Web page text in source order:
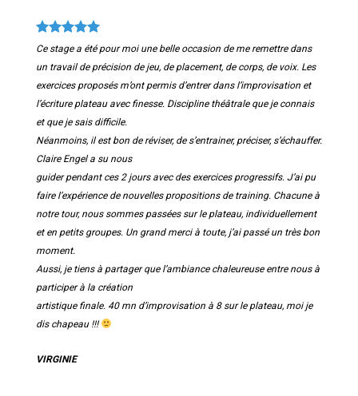
Ce stage a été pour moi une belle occasion de me remettre dans
un travail de précision de jeu, de placement, de corps, de voix. Les
exercices proposés m’ont permis d’entrer dans l’improvisation et
l’écriture plateau avec finesse. Discipline théâtrale que je connais
et que je sais difficile.
Néanmoins, il est bon de réviser, de s’entrainer, préciser, s’échauffer.
Claire Engel a su nous
guider pendant ces 2 jours avec des exercices progressifs. J’ai pu
faire l’expérience de nouvelles propositions de training. Chacune à
notre tour, nous sommes passées sur le plateau, individuellement
et en petits groupes. Un grand merci à toute, j’ai passé un très bon
moment.
Aussi, je tiens à partager que l’ambiance chaleureuse entre nous à
participer à la création
artistique finale. 40 mn d’improvisation à 8 sur le plateau, moi je
dis chapeau !!!
VIRGINIE